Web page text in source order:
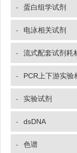
- 蛋白组学试剂
- 电泳相关试剂
- 流式配套试剂耗
- PCR上下游实验
- 实验试剂
- dsDNA
- 色谱